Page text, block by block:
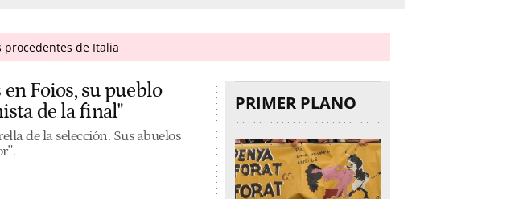
procedentes de Italia
Foios, su pueblo
de la final"
de la selección. Sus abuelos
PRIMER PLANO